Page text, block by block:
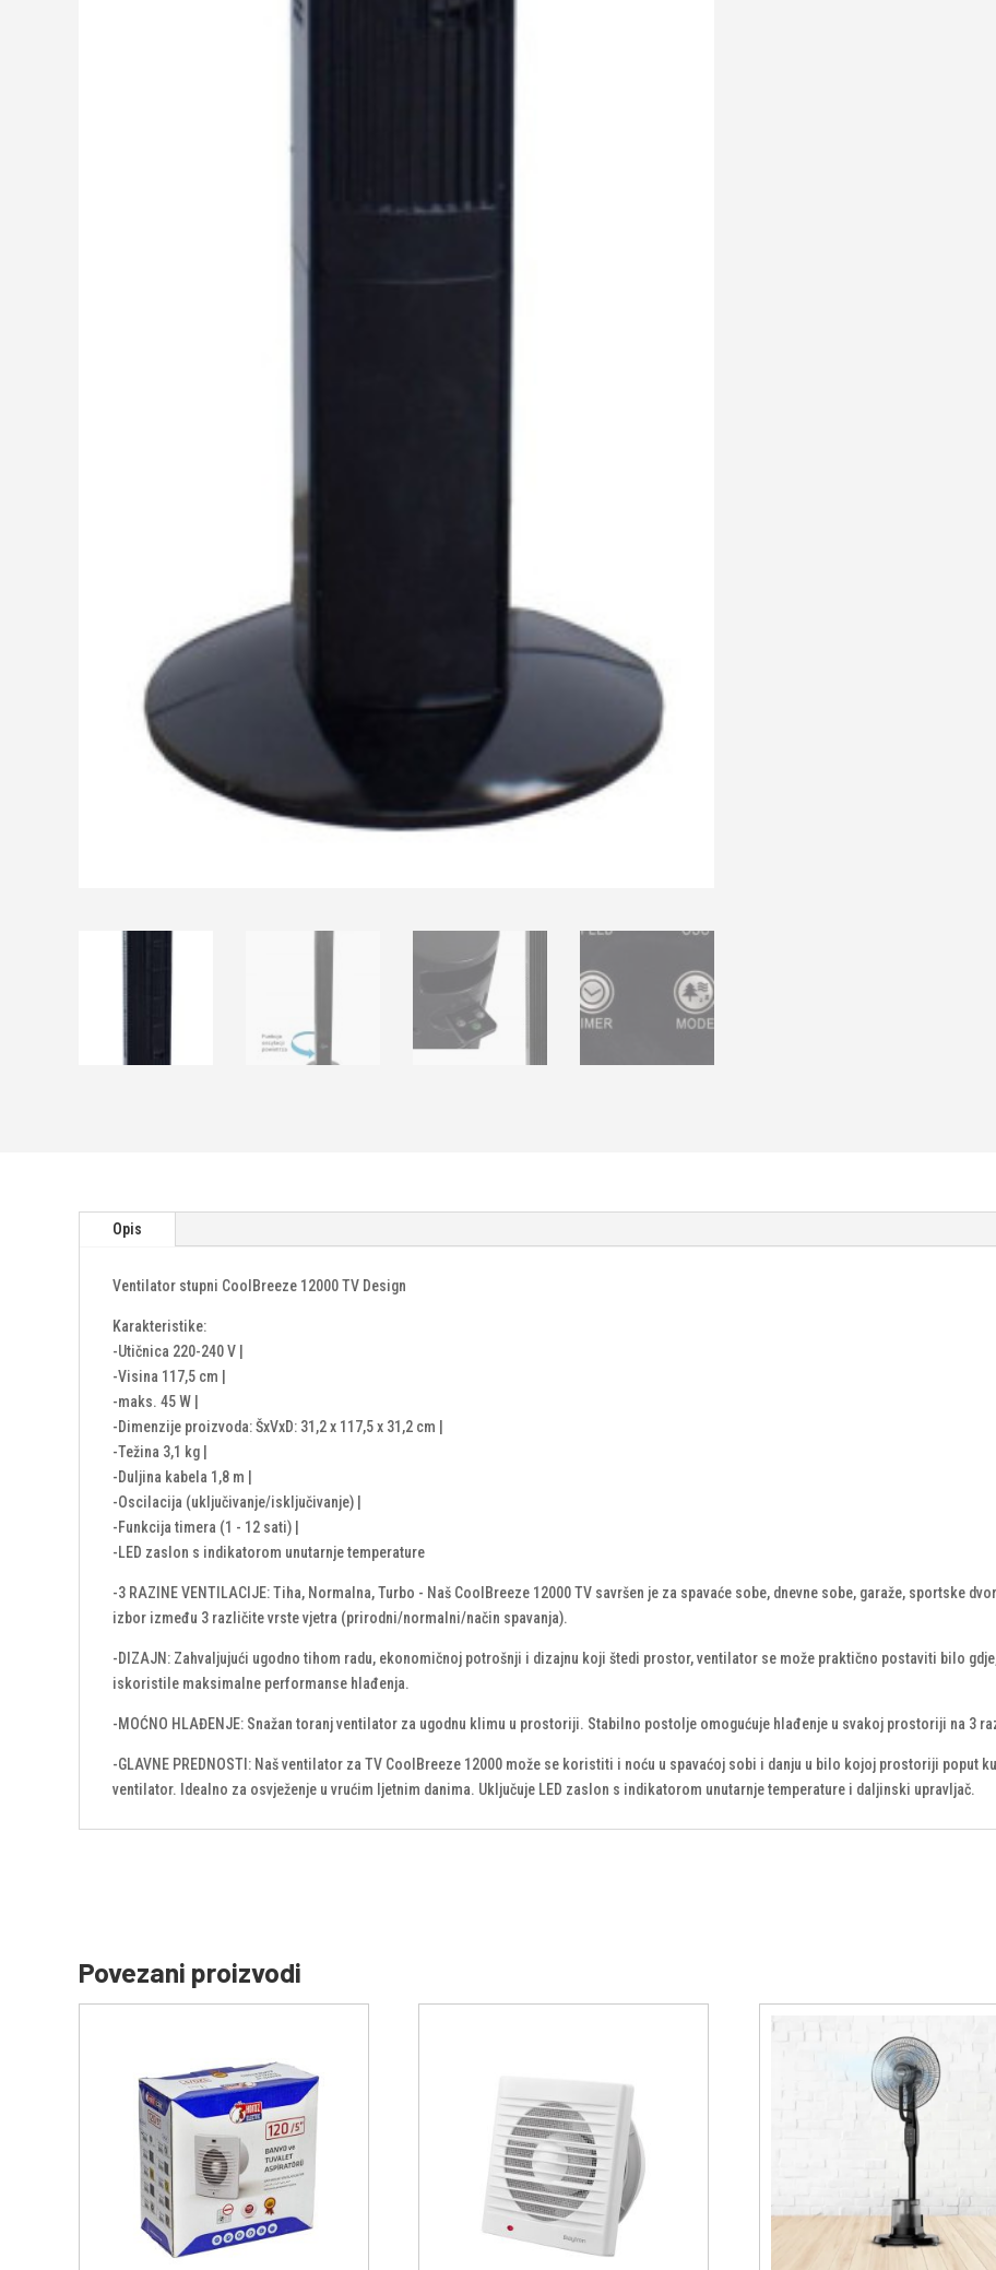
Opis
Ventilator stupni CoolBreeze 12000 TV Design
Karakteristike:
-Utičnica 220-240 V |
-Visina 117,5 cm |
-maks. 45 W |
-Dimenzije proizvoda: ŠxVxD: 31,2 x 117,5 x 31,2 cm |
-Težina 3,1 kg |
-Duljina kabela 1,8 m |
-Oscilacija (uključivanje/isključivanje) |
-Funkcija timera (1 - 12 sati) |
-LED zaslon s indikatorom unutarnje temperature
-3 RAZINE VENTILACIJE: Tiha, Normalna, Turbo - Naš CoolBreeze 12000 TV savršen je za spavaće sobe, dnevne sobe, garaže, sportske
izbor između 3 različite vrste vjetra (prirodni/normalni/način spavanja).
-DIZAJN: Zahvaljujući ugodno tihom radu, ekonomičnoj potrošnji i dizajnu koji štedi prostor, ventilator se može praktično postaviti bilo
iskoristile maksimalne performanse hlađenja.
-MOĆNO HLAĐENJE: Snažan toranj ventilator za ugodnu klimu u prostoriji. Stabilno postolje omogućuje hlađenje u svakoj prostoriji na 3
-GLAVNE PREDNOSTI: Naš ventilator za TV CoolBreeze 12000 može se koristiti i noću u spavaćoj sobi i danju u bilo kojoj prostoriji poput
ventilator. Idealno za osvježenje u vrućim ljetnim danima. Uključuje LED zaslon s indikatorom unutarnje temperature i daljinski upravljač.
Povezani proizvodi